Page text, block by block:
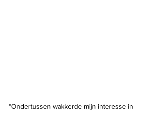
“Ondertussen wakkerde mijn interesse in